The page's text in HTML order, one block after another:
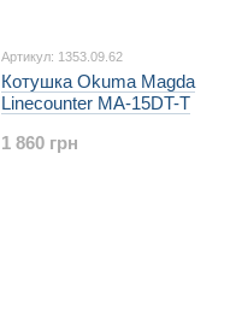
Артикул: 1353.09.62
Котушка Okuma Magda
Linecounter MA-15DT-T
1 860 грн